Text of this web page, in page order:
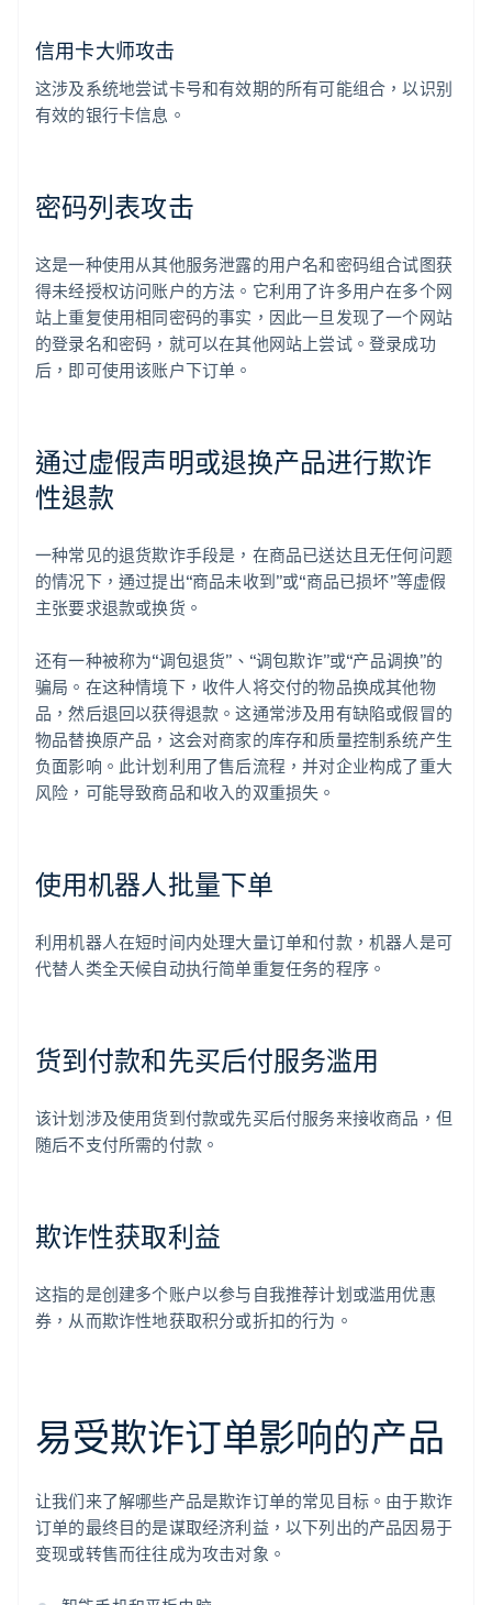
信用卡大师攻击
这涉及系统地尝试卡号和有效期的所有可能组合，以识别
有效的银行卡信息。
密码列表攻击
这是一种使用从其他服务泄露的用户名和密码组合试图获
得未经授权访问账户的方法。它利用了许多用户在多个网
站上重复使用相同密码的事实，因此一旦发现了一个网站
的登录名和密码，就可以在其他网站上尝试。登录成功
后，即可使用该账户下订单。
通过虚假声明或退换产品进行欺诈
性退款
一种常见的退货欺诈手段是，在商品已送达且无任何问题
的情况下，通过提出“商品未收到”或“商品已损坏”等虚假
主张要求退款或换货。
还有一种被称为“调包退货”、“调包欺诈”或“产品调换”的
骗局。在这种情境下，收件人将交付的物品换成其他物
品，然后退回以获得退款。这通常涉及用有缺陷或假冒的
物品替换原产品，这会对商家的库存和质量控制系统产生
负面影响。此计划利用了售后流程，并对企业构成了重大
风险，可能导致商品和收入的双重损失。
使用机器人批量下单
利用机器人在短时间内处理大量订单和付款，机器人是可
代替人类全天候自动执行简单重复任务的程序。
货到付款和先买后付服务滥用
该计划涉及使用货到付款或先买后付服务来接收商品，但
随后不支付所需的付款。
欺诈性获取利益
这指的是创建多个账户以参与自我推荐计划或滥用优惠
券，从而欺诈性地获取积分或折扣的行为。
易受欺诈订单影响的产品
让我们来了解哪些产品是欺诈订单的常见目标。由于欺诈
订单的最终目的是谋取经济利益，以下列出的产品因易于
变现或转售而往往成为攻击对象。